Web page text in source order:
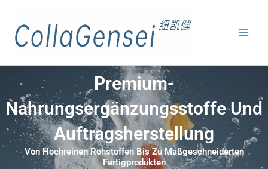
Premium-
Nahrungsergänzungsstoffe Und
Auftragsherstellung
Von Hochreinen Rohstoffen Bis Zu Maßgeschneiderten
Fertigprodukten